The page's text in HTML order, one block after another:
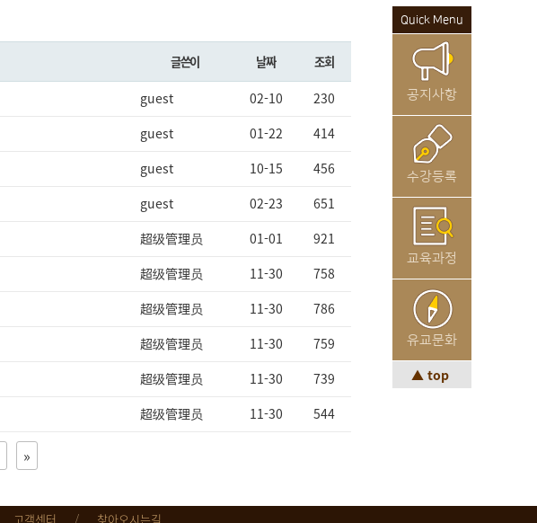
글쓴이 날짜 조회
guest 02-10
230
guest 01-22
414
guest 10-15
456
guest 02-23
651
超级管理员 01-01
921
超级管理员 11-30
758
超级管理员 11-30
786
超级管理员 11-30
759
超级管理员 11-30
739
超级管理员 11-30 544
»
Quick Menu
공지사항
수강등록
교육과정
유교문화
▲ top
고객센터 / 찾아오시는길